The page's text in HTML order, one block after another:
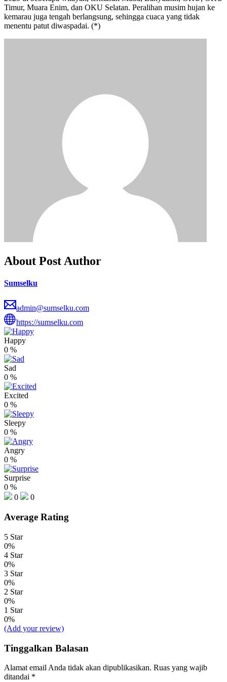
Timur, Muara Enim, dan OKU Selatan. Peralihan musim hujan ke
kemarau juga tengah berlangsung, sehingga cuaca yang tidak
menentu patut diwaspadai. (*)
About Post Author
Sumselku
admin@sumselku.com
https://sumselku.com
Happy
0 %
Sad
0 %
Excited
0 %
Sleepy
0 %
Angry
0 %
Surprise
0 %
0
0
Average Rating
5 Star
0%
4 Star
0%
3 Star
0%
2 Star
0%
1 Star
0%
(Add your review)
Tinggalkan Balasan
Alamat email Anda tidak akan dipublikasikan. Ruas yang wajib
ditandai *